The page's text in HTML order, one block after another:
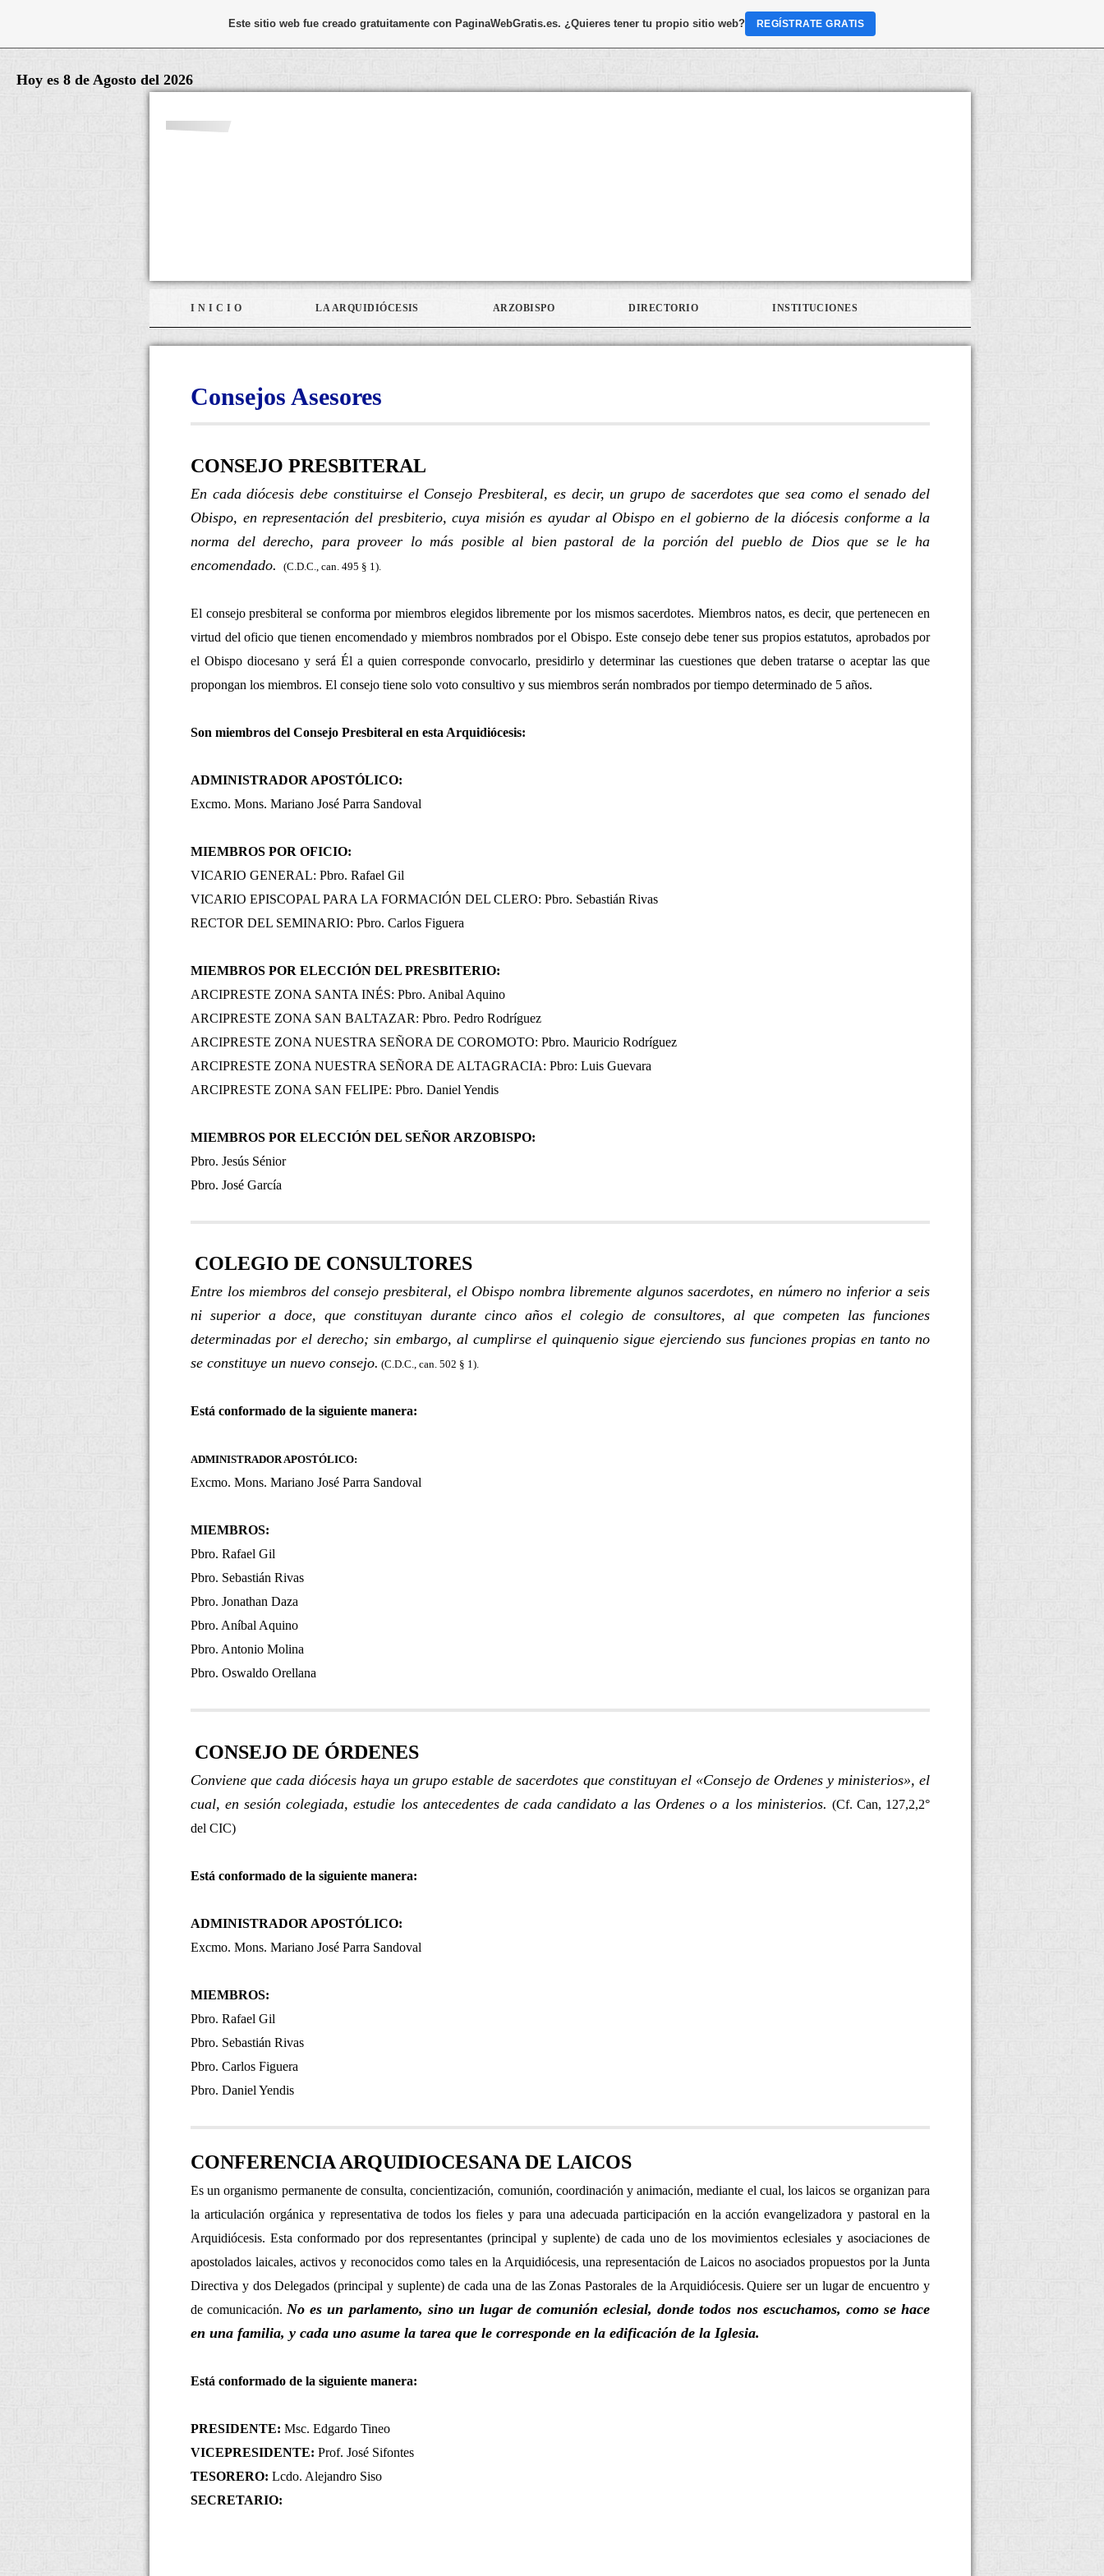
Hoy es 8 de Agosto del 2026
I N I C I O LA ARQUIDIÓCESIS ARZOBISPO DIRECTORIO INSTITUCIONES
Consejos Asesores
CONSEJO PRESBITERAL
En cada diócesis debe constituirse el Consejo Presbiteral, es decir, un grupo de sacerdotes que sea como el senado del
Obispo, en representación del presbiterio, cuya misión es ayudar al Obispo en el gobierno de la diócesis conforme a la
norma del derecho, para proveer lo más posible al bien pastoral de la porción del pueblo de Dios que se le ha
encomendado.
(C.D.C., can. 495 § 1).
El consejo presbiteral se conforma por miembros elegidos libremente por los mismos sacerdotes. Miembros natos, es decir, que pertenecen en
virtud del oficio que tienen encomendado y miembros nombrados por el Obispo. Este consejo debe tener sus propios estatutos, aprobados por
el Obispo diocesano y será Él a quien corresponde convocarlo, presidirlo y determinar las cuestiones que deben tratarse o aceptar las que
propongan los miembros. El consejo tiene solo voto consultivo y sus miembros serán nombrados por tiempo determinado de 5 años.
Son miembros del Consejo Presbiteral en esta Arquidiócesis:
ADMINISTRADOR APOSTÓLICO:
Excmo. Mons. Mariano José Parra Sandoval
MIEMBROS POR OFICIO:
VICARIO GENERAL: Pbro. Rafael Gil
VICARIO EPISCOPAL PARA LA FORMACIÓN DEL CLERO: Pbro. Sebastián Rivas
RECTOR DEL SEMINARIO: Pbro. Carlos Figuera
MIEMBROS POR ELECCIÓN DEL PRESBITERIO:
ARCIPRESTE ZONA SANTA INÉS: Pbro. Anibal Aquino
ARCIPRESTE ZONA SAN BALTAZAR: Pbro. Pedro Rodríguez
ARCIPRESTE ZONA NUESTRA SEÑORA DE COROMOTO: Pbro. Mauricio Rodríguez
ARCIPRESTE ZONA NUESTRA SEÑORA DE ALTAGRACIA: Pbro: Luis Guevara
ARCIPRESTE ZONA SAN FELIPE: Pbro. Daniel Yendis
MIEMBROS POR ELECCIÓN DEL SEÑOR ARZOBISPO:
Pbro. Jesús Sénior
Pbro. José García
COLEGIO DE CONSULTORES
Entre los miembros del consejo presbiteral, el Obispo nombra libremente algunos sacerdotes, en número no inferior a seis
ni superior a doce, que constituyan durante cinco años el colegio de consultores, al que competen las funciones
determinadas por el derecho; sin embargo, al cumplirse el quinquenio sigue ejerciendo sus funciones propias en tanto no
se constituye un nuevo consejo. (C.D.C., can. 502 § 1).
Está conformado de la siguiente manera:
ADMINISTRADOR APOSTÓLICO:
Excmo. Mons. Mariano José Parra Sandoval
MIEMBROS:
Pbro. Rafael Gil
Pbro. Sebastián Rivas
Pbro. Jonathan Daza
Pbro. Aníbal Aquino
Pbro. Antonio Molina
Pbro. Oswaldo Orellana
CONSEJO DE ÓRDENES
Conviene que cada diócesis haya un grupo estable de sacerdotes que constituyan el «Consejo de Ordenes y ministerios», el
cual, en sesión colegiada, estudie los antecedentes de cada candidato a las Ordenes o a los ministerios. (Cf. Can, 127,2,2°
del CIC)
Está conformado de la siguiente manera:
ADMINISTRADOR APOSTÓLICO:
Excmo. Mons. Mariano José Parra Sandoval
MIEMBROS:
Pbro. Rafael Gil
Pbro. Sebastián Rivas
Pbro. Carlos Figuera
Pbro. Daniel Yendis
CONFERENCIA ARQUIDIOCESANA DE LAICOS
Es un organismo permanente de consulta, concientización, comunión, coordinación y animación, mediante el cual, los laicos se organizan para
la articulación orgánica y representativa de todos los fieles y para una adecuada participación en la acción evangelizadora y pastoral en la
Arquidiócesis. Esta conformado por dos representantes (principal y suplente) de cada uno de los movimientos eclesiales y asociaciones de
apostolados laicales, activos y reconocidos como tales en la Arquidiócesis, una representación de Laicos no asociados propuestos por la Junta
Directiva y dos Delegados (principal y suplente) de cada una de las Zonas Pastorales de la Arquidiócesis. Quiere ser un lugar de encuentro y
de comunicación. No es un parlamento, sino un lugar de comunión eclesial, donde todos nos escuchamos, como se hace
en una familia, y cada uno asume la tarea que le corresponde en la edificación de la Iglesia.
Está conformado de la siguiente manera:
PRESIDENTE: Msc. Edgardo Tineo
VICEPRESIDENTE: Prof. José Sifontes
TESORERO: Lcdo. Alejandro Siso
SECRETARIO:
Este sitio web fue creado gratuitamente con PaginaWebGratis.es. ¿Quieres tener tu propio sitio web? REGÍSTRATE GRATIS